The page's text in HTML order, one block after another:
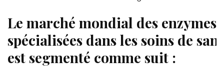
Le marché mondial des enzymes
spécialisées dans les soins de
est segmenté comme suit :